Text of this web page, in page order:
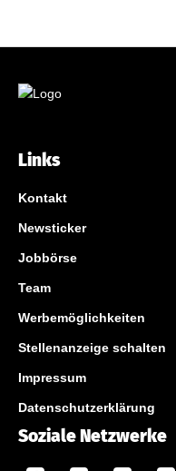
Links
Kontakt
Newsticker
Jobbörse
Team
Werbemöglichkeiten
Stellenanzeige schalten
Impressum
Datenschutzerklärung
Soziale Netzwerke